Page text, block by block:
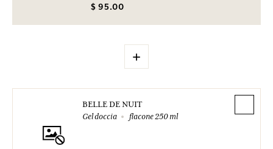
$ 95.00
+
BELLE DE NUIT
Gel doccia
flacone 250 ml